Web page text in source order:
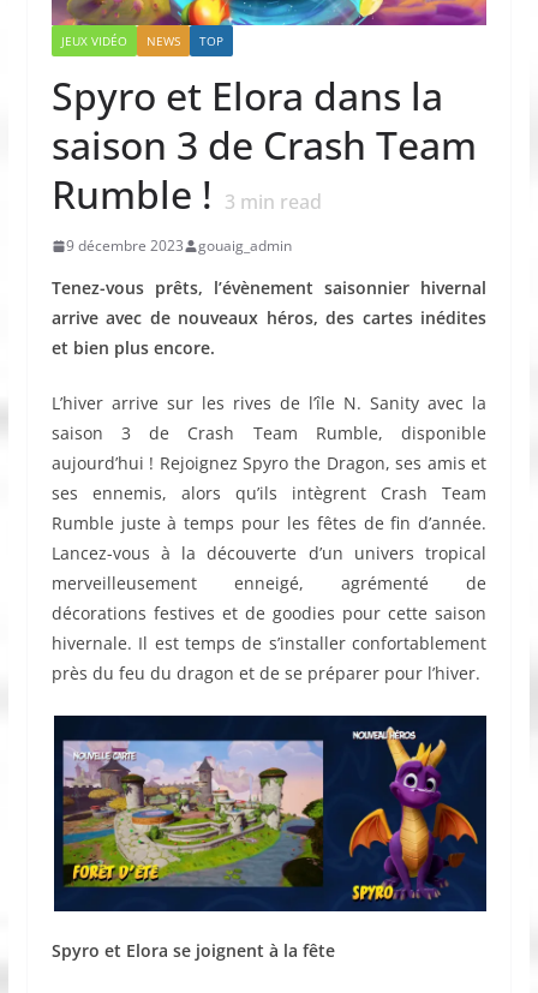
JEUX VIDÉO NEWS TOP
Spyro et Elora dans la
saison 3 de Crash Team
Rumble ! 3 min read
9 décembre 2023 gouaig_admin
Tenez-vous prêts, l’évènement saisonnier hivernal
arrive avec de nouveaux héros, des cartes inédites
et bien plus encore.
L’hiver arrive sur les rives de l’île N. Sanity avec la
saison 3 de Crash Team Rumble, disponible
aujourd’hui ! Rejoignez Spyro the Dragon, ses amis et
ses ennemis, alors qu’ils intègrent Crash Team
Rumble juste à temps pour les fêtes de fin d’année.
Lancez-vous à la découverte d’un univers tropical
merveilleusement enneigé, agrémenté de
décorations festives et de goodies pour cette saison
hivernale. Il est temps de s’installer confortablement
près du feu du dragon et de se préparer pour l’hiver.
Spyro et Elora se joignent à la fête